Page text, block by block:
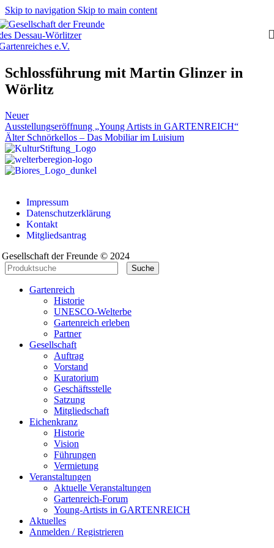
Skip to navigation Skip to main content
Schlossführung mit Martin Glinzer in
Wörlitz
Neuer
Ausstellungseröffnung „Young Artists in GARTENREICH“
Älter Schnörkellos – Das Mobiliar im Luisium
Impressum
Datenschutzerklärung
Kontakt
Mitgliedsantrag
Gesellschaft der Freunde © 2024
Suche
Gartenreich
Historie
UNESCO-Welterbe
Gartenreich erleben
Partner
Gesellschaft
Auftrag
Vorstand
Kuratorium
Geschäftsstelle
Satzung
Mitgliedschaft
Eichenkranz
Historie
Vision
Führungen
Vermietung
Veranstaltungen
Aktuelle Veranstaltungen
Gartenreich-Forum
Young-Artists in GARTENREICH
Aktuelles
Anmelden / Registrieren